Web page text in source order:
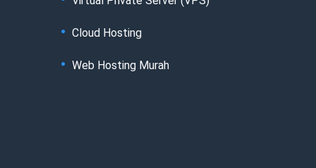
Cloud Hosting
Web Hosting Murah